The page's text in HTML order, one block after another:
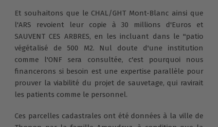
Et souhaitons que le CHAL/GHT Mont-Blanc ainsi que
l'ARS revoient leur copie à 30 millions d'Euros et
SAUVENT CES ARBRES, en les incluant dans le "patio
végétalisé de 500 M2. Nul doute d'une institution
comme l'ONF sera consultée, c'est pourquoi nous
financerons si besoin est une expertise parallèle pour
prouver la viabilité du projet de sauvetage, qui ravirait
les patients comme le personnel.
Ces parcelles cadastrales ont été données à la ville de